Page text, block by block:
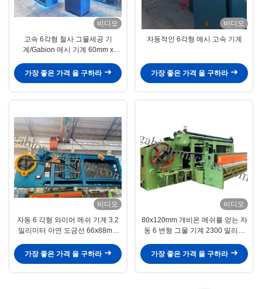
비디오
고속 6각형 철사 그물세공 기
계/Gabion 메시 기계 60mm x
가장 좋은 가격 을 구하라
비디오
자동적인 6각형 메시 고속 기계
가장 좋은 가격 을 구하라
비디오
자동 6 각형 와이어 메쉬 기계 3.2
밀리미터 아연 도금선 66x88mm
가장 좋은 가격 을 구하라
비디오
80x120mm 개비온 메쉬를 얻는 자
동 6 변형 그물 기계 2300 밀리미
가장 좋은 가격 을 구하라